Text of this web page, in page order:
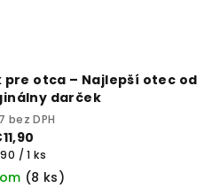
otca – Najlepší otec od
darček
bez DPH
/ 1 ks
(8 ks)